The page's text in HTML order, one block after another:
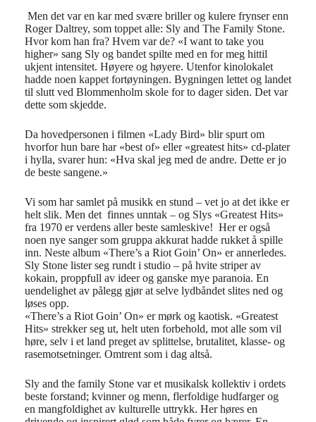
Men det var en kar med svære briller og kulere frynser enn
Roger Daltrey, som toppet alle: Sly and The Family Stone.
Hvor kom han fra? Hvem var de? «I want to take you
higher» sang Sly og bandet spilte med en for meg hittil
ukjent intensitet. Høyere og høyere. Utenfor kinolokalet
hadde noen kappet fortøyningen. Bygningen lettet og landet
til slutt ved Blommenholm skole for to dager siden. Det var
dette som skjedde.
Da hovedpersonen i filmen «Lady Bird» blir spurt om
hvorfor hun bare har «best of» eller «greatest hits» cd-plater
i hylla, svarer hun: «Hva skal jeg med de andre. Dette er jo
de beste sangene.»
Vi som har samlet på musikk en stund – vet jo at det ikke er
helt slik. Men det finnes unntak – og Slys «Greatest Hits»
fra 1970 er verdens aller beste samleskive! Her er også
noen nye sanger som gruppa akkurat hadde rukket å spille
inn. Neste album «There’s a Riot Goin’ On» er annerledes.
Sly Stone lister seg rundt i studio – på hvite striper av
kokain, proppfull av ideerog ganske mye paranoia. En
uendelighet av pålegg gjør at selve lydbåndet slites ned og
løses opp.
«There’s a Riot Goin’ On» er mørk og kaotisk. «Greatest
Hits» strekker seg ut, helt uten forbehold, mot alle som vil
høre, selv i et land preget av splittelse, brutalitet, klasse- og
rasemotsetninger. Omtrent som i dag altså.
Sly and the family Stone var et musikalsk kollektiv i ordets
beste forstand; kvinner og menn, flerfoldige hudfarger og
en mangfoldighet av kulturelle uttrykk. Her høres en